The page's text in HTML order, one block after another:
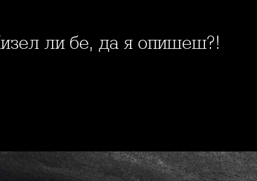
Жизел ли бе, да я опишеш?!